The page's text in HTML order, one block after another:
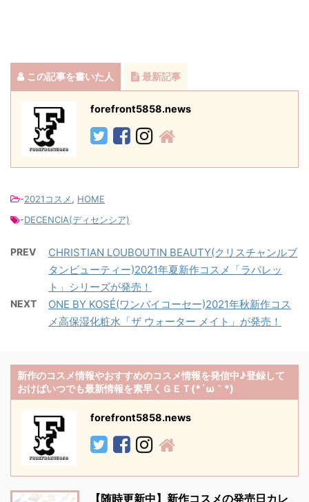
この記事を書いた人 最新記事
forefront5858.news
-2021コスメ, HOME
-DECENCIA(ディセンシア)
PREV
CHRISTIAN LOUBOUTIN BEAUTY(クリスチャンルブ
タンビューティー)2021年夏新作コスメ「ラパレッ
ト」シリーズが発売！
NEXT
ONE BY KOSÉ(ワンバイコーセー)2021年秋新作コス
メ高保湿化粧水「ザ ウォーター メイト」が発売！
新作のコスメ情報やおすすめのコスメ情報を発信中♪登録して
おけばいつでも最新情報を素早くＧＥＴ(*´ω｀*)
forefront5858.news
【随時更新中】新作コスメの発売日カレ